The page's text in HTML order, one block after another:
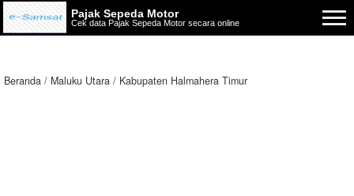
Pajak Sepeda Motor
Cek data Pajak Sepeda Motor secara online
Beranda Maluku Utara Kabupaten Halmahera Timur